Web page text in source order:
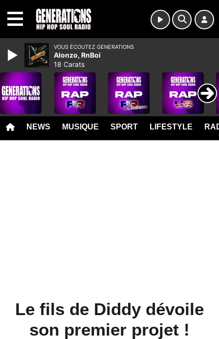
NEWS MUSIQUE SPORT LIFESTYLE
Le fils de Diddy dévoile
son premier projet !
VOUS ÉCOUTEZ GENERATIONS
Alonzo, RnBoi
18 Carats